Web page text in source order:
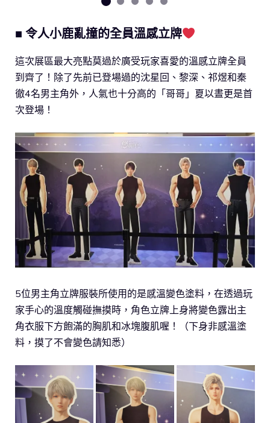
■ 令人小鹿亂撞的全員溫感立牌
這次展區最大亮點莫過於廣受玩家喜愛的溫感立牌全員
到齊了！除了先前已登場過的沈星回、黎深、祁煜和秦
徹4名男主角外，人氣也十分高的「哥哥」夏以晝更是首
次登場！
5位男主角立牌服裝所使用的是感溫變色塗料，在透過玩
家手心的溫度觸碰撫摸時，角色立牌上身將變色露出主
角衣服下方飽滿的胸肌和冰塊腹肌喔！（下身非感溫塗
料，摸了不會變色請知悉）